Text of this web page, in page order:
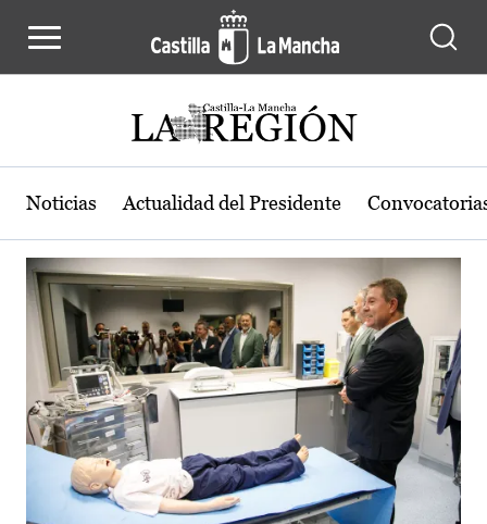
Actualidad de la región de Castilla-
Noticias Actualidad del Presidente